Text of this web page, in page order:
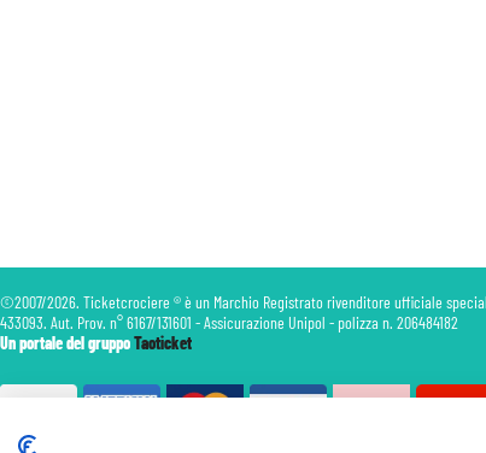
©2007/2026. Ticketcrociere ® è un Marchio Registrato rivenditore ufficiale
433093. Aut. Prov. n° 6167/131601 - Assicurazione Unipol - polizza n. 206484182
Un portale del gruppoTaoticket